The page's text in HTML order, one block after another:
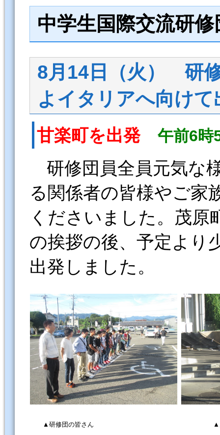
中学生国際交流研
8月14日（火） 研
よイタリアへ向け
甘楽町を出発 午前6
研修団員全員元気な
る関係者の皆様やご家
くださいました。茂原
の挨拶の後、予定より
出発しました。
▲研修団の皆さん ▲